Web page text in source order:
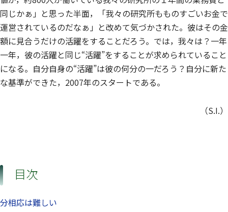
同じかぁ」と思った半面，「我々の研究所もものすごいお金で
運営されているのだなぁ」と改めて気づかされた。彼はその金
額に見合うだけの活躍をすることだろう。では，我々は？一年
一年，彼の活躍と同じ“活躍”をすることが求められていること
になる。自分自身の“活躍”は彼の何分の一だろう？自分に新た
な基準ができた，2007年のスタートである。
（S.I.）
目次
分相応は難しい